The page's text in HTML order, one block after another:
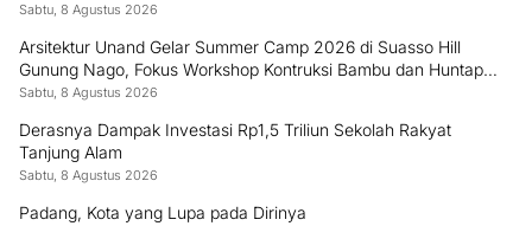
Sabtu, 8 Agustus 2026
Arsitektur Unand Gelar Summer Camp 2026 di Suasso Hill
Gunung Nago, Fokus Workshop Kontruksi Bambu dan Huntap
Kayu
Sabtu, 8 Agustus 2026
Derasnya Dampak Investasi Rp1,5 Triliun Sekolah Rakyat
Tanjung Alam
Sabtu, 8 Agustus 2026
Padang, Kota yang Lupa pada Dirinya